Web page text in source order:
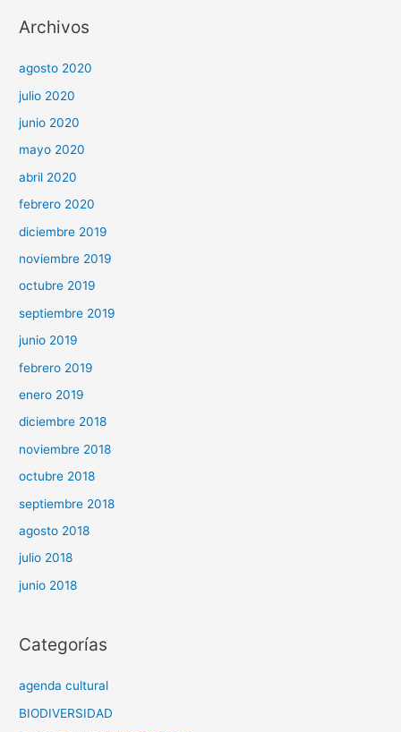
Archivos
agosto 2020
julio 2020
junio 2020
mayo 2020
abril 2020
febrero 2020
diciembre 2019
noviembre 2019
octubre 2019
septiembre 2019
junio 2019
febrero 2019
enero 2019
diciembre 2018
noviembre 2018
octubre 2018
septiembre 2018
agosto 2018
julio 2018
junio 2018
Categorías
agenda cultural
BIODIVERSIDAD